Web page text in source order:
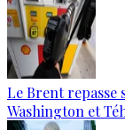
Le Brent repasse
Washington et